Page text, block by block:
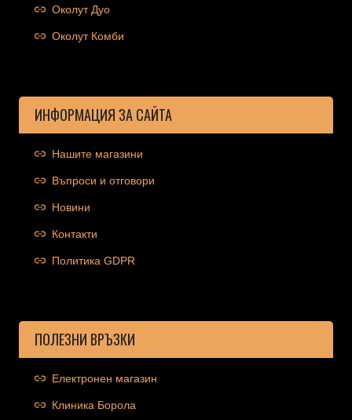
Околут Дуо
Околут Комби
ИНФОРМАЦИЯ ЗА САЙТА
Нашите магазини
Въпроси и отговори
Новини
Контакти
Политика GDPR
ПОЛЕЗНИ ВРЪЗКИ
Електронен магазин
Клиника Борола